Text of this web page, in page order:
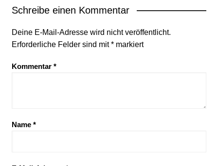
Schreibe einen Kommentar
Deine E-Mail-Adresse wird nicht veröffentlicht.
Erforderliche Felder sind mit*markiert
Kommentar *
Name *